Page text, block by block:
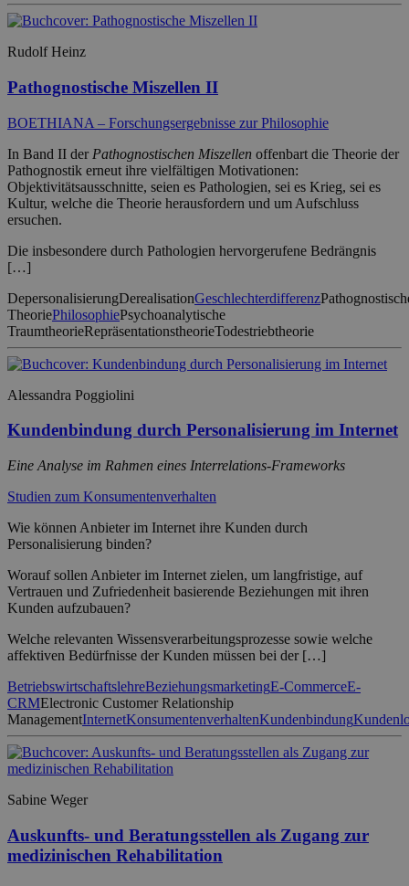
Rudolf Heinz
Pathognostische Miszellen II
BOETHIANA – Forschungsergebnisse zur Philosophie
In Band II der Pathognostischen Miszellen offenbart die Theorie der
Pathognostik erneut ihre vielfältigen Motivationen:
Objektivitätsausschnitte, seien es Pathologien, sei es Krieg, sei es
Kultur, welche die Theorie herausfordern und um Aufschluss
ersuchen.
Die insbesondere durch Pathologien hervorgerufene Bedrängnis
[…]
DepersonalisierungDerealisationGeschlechterdifferenz
TheoriePhilosophiePsychoanalytische
TraumtheorieRepräsentationstheorieTodestriebtheorie
Alessandra Poggiolini
Kundenbindung durch Personalisierung im Internet
Eine Analyse im Rahmen eines Interrelations-Frameworks
Studien zum Konsumentenverhalten
Wie können Anbieter im Internet ihre Kunden durch
Personalisierung binden?
Worauf sollen Anbieter im Internet zielen, um langfristige, auf
Vertrauen und Zufriedenheit basierende Beziehungen mit ihren
Kunden aufzubauen?
Welche relevanten Wissensverarbeitungsprozesse sowie welche
affektiven Bedürfnisse der Kunden müssen bei der […]
BetriebswirtschaftslehreBeziehungsmarketingE-CommerceE-
CRMElectronic Customer Relationship
ManagementInternetKonsumentenverhaltenKundenbindung
Sabine Weger
Auskunfts- und Beratungsstellen als Zugang zur
medizinischen Rehabilitation